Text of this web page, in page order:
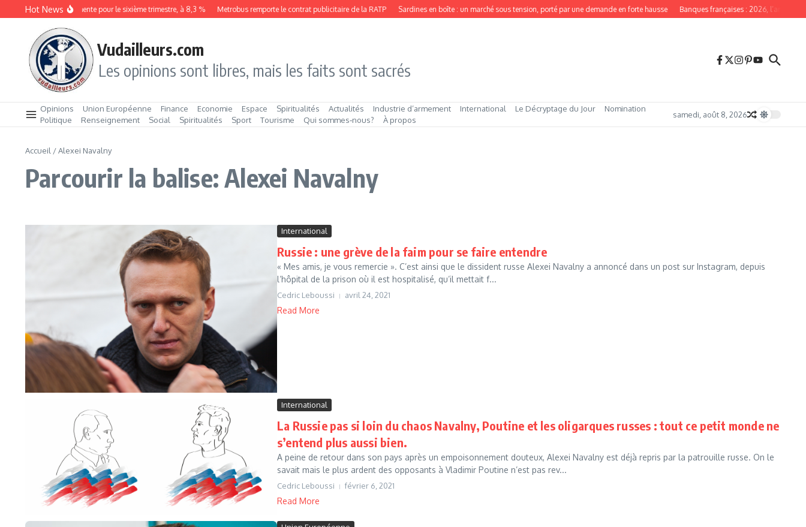
Aller au contenu
Hot News
Le chômage augmente pour le sixième trimestre, à 8,3 % Metrobus remporte le contrat publicitaire de la RATP Sardines en boîte : un marché sous tension, porté par une demande en forte hausse Banques françaises : 2026, l’année du
Vudailleurs.com
Les opinions sont libres, mais les faits sont sacrés
Opinions Union Européenne Finance Economie Espace Spiritualités Actualités Industrie d’armement International Le Décryptage du Jour
Nomination
Politique
Renseignement Social Spiritualités Sport Tourisme Qui sommes‑nous? À propos
samedi, août 8, 2026
Accueil /Alexei Navalny
Parcourir la balise: Alexei Navalny
International
Russie : une grève de la faim pour se faire entendre
« Mes amis, je vous remercie ». C’est ainsi que le dissident russe Alexei Navalny a annoncé dans un post sur Instagram, depuis
l’hôpital de la prison où il est hospitalisé, qu’il mettait f...
Cedric Leboussi avril 24, 2021
Read More
International
La Russie pas si loin du chaos Navalny, Poutine et les oligarques russes : tout ce petit monde ne
s’entend plus aussi bien.
A peine de retour dans son pays après un empoisonnement douteux, Alexei Navalny est déjà repris par la patrouille russe. On le
savait mais le plus ardent des opposants à Vladimir Poutine n’est pas rev...
Cedric Leboussi février 6, 2021
Read More